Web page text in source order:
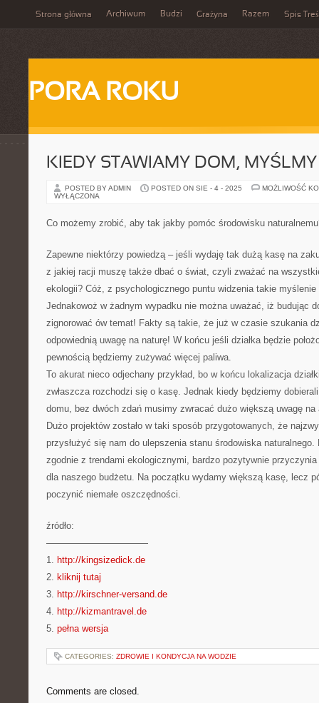
Strona główna Archiwum Budzi Grażyna Razem Spis
PORA ROKU
KIEDY STAWIAMY DOM,
POSTED BY ADMIN POSTED ON SIE - 4 - 2025
MOŻLIWOŚĆ
WYŁĄCZONA
Co możemy zrobić, aby tak jakby pomóc środowisku
Zapewne niektórzy powiedzą – jeśli wydaję tak dużą kasę na
z jakiej racji muszę także dbać o świat, czyli zważać na
ekologii? Cóż, z psychologicznego puntu widzenia takie
Jednakowoż w żadnym wypadku nie można uważać, iż budując
zignorować ów temat! Fakty są takie, że już w czasie szukania
odpowiednią uwagę na naturę! W końcu jeśli działka będzie
pewnością będziemy zużywać więcej paliwa.
To akurat nieco odjechany przykład, bo w końcu lokalizacja
zwłaszcza rozchodzi się o kasę. Jednak kiedy będziemy
domu, bez dwóch zdań musimy zwracać dużo większą uwagę
Dużo projektów zostało w taki sposób przygotowanych, że
przysłużyć się nam do ulepszenia stanu środowiska
zgodnie z trendami ekologicznymi, bardzo pozytywnie
dla naszego budżetu. Na początku wydamy większą kasę, lecz
poczynić niemałe oszczędności.
źródło:
———————————
1. http://kingsizedick.de
2. kliknij tutaj
3. http://kirschner-versand.de
4. http://kizmantravel.de
5. pełna wersja
CATEGORIES: ZDROWIE I KONDYCJA NA WODZIE
Comments are closed.